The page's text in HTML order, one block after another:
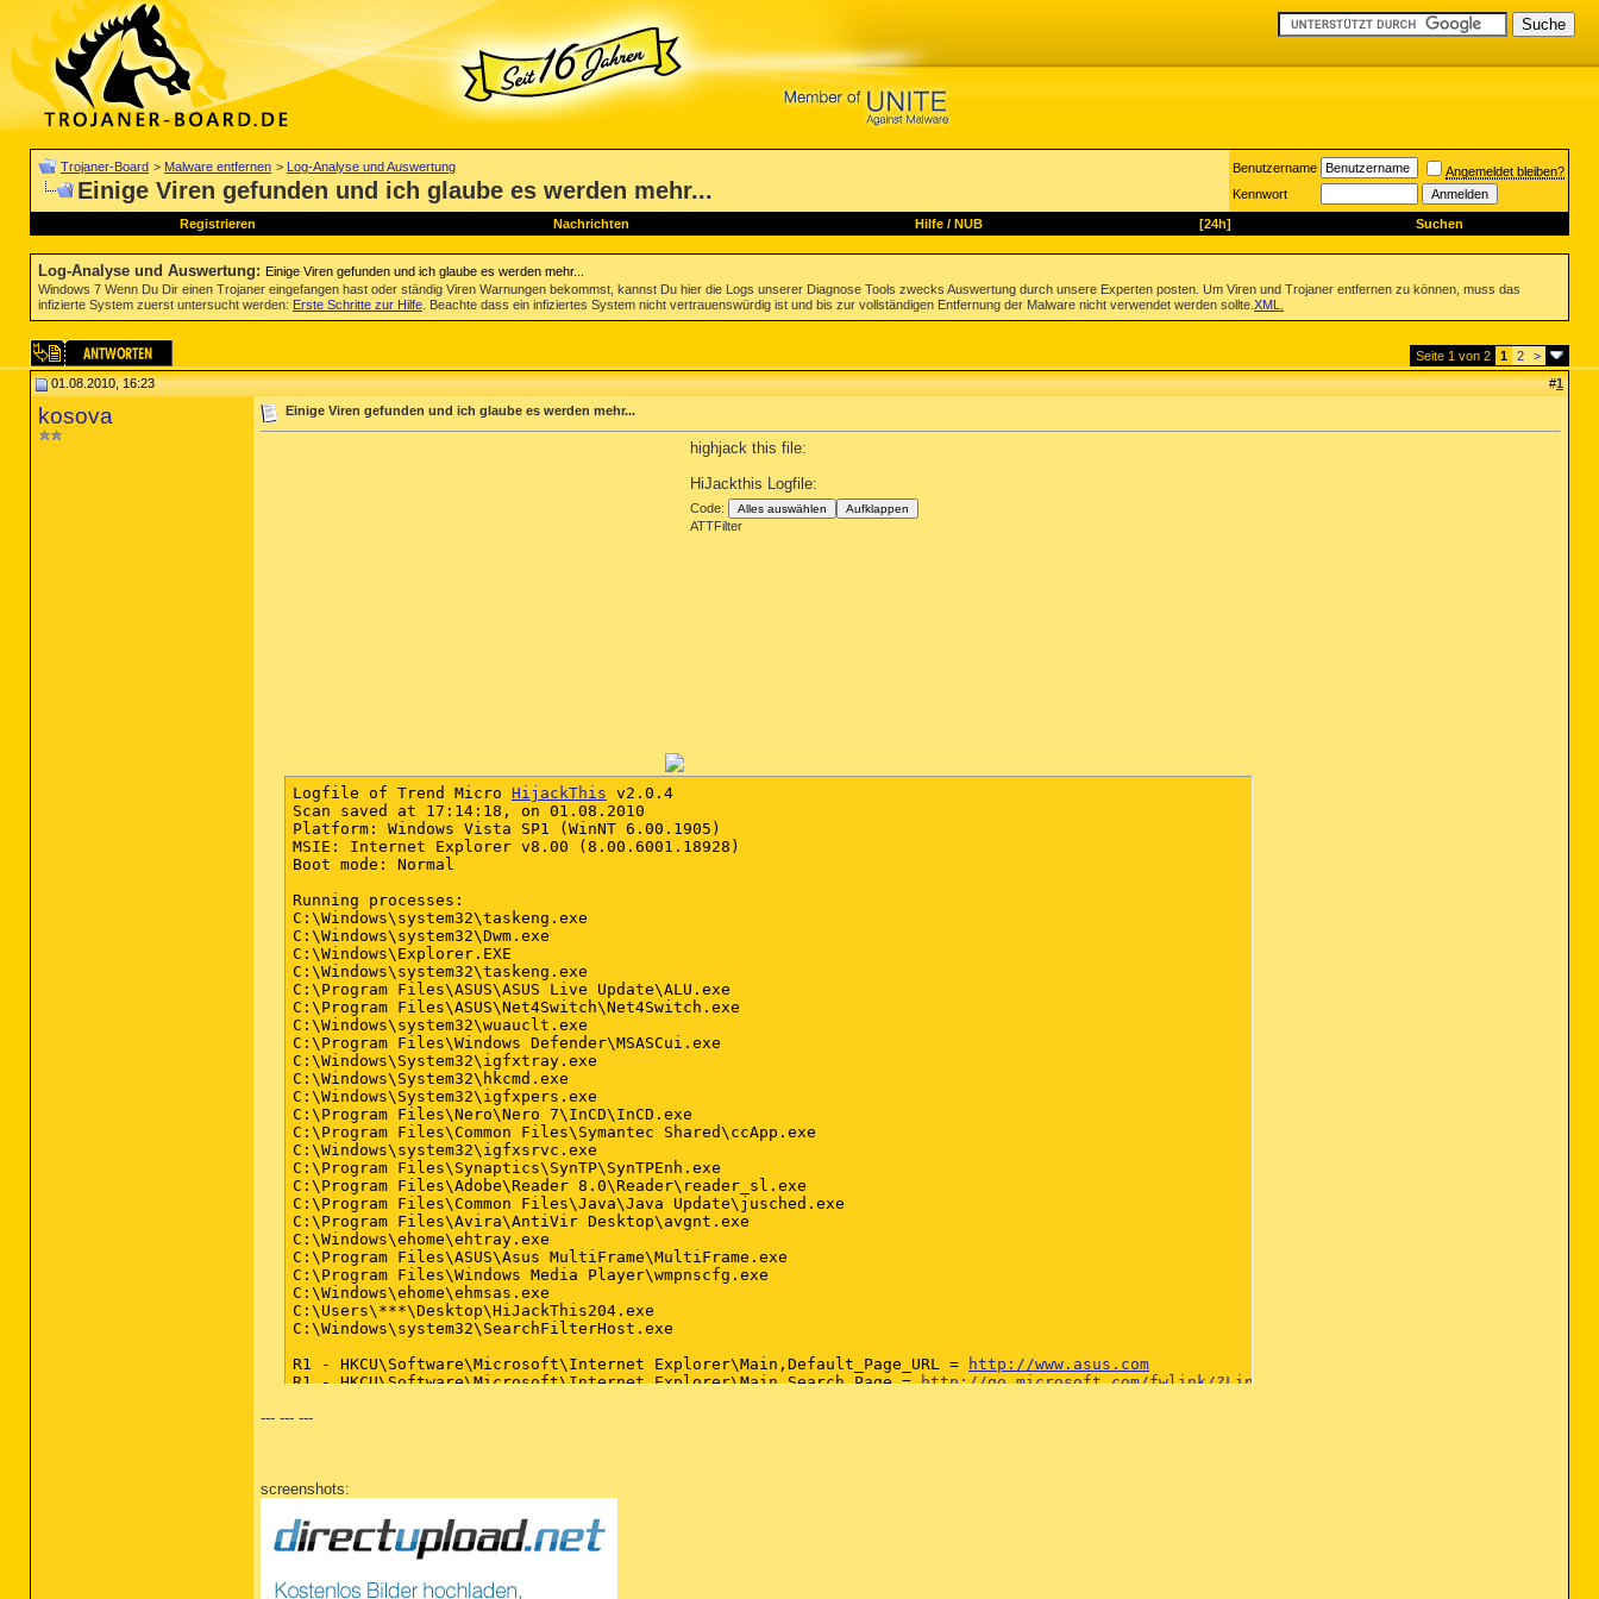
Trojaner-Board > Malware entfernen > Log-Analyse und Auswertung
Einige Viren gefunden und ich glaube es werden mehr...
Benutzername
Angemeldet bleiben?
Kennwort
Registrieren Nachrichten Hilfe/ NUB [24h] Suchen
Log-Analyse und Auswertung: Einige Viren gefunden und ich glaube es werden mehr...
Windows 7 Wenn Du Dir einen Trojaner eingefangen hast oder ständig Viren Warnungen bekommst, kannst Du hier die Logs unserer Diagnose Tools zwecks Auswertung durch unsere Experten posten. Um Viren und Trojaner entfernen zu können, muss das
infizierte System zuerst untersucht werden: Erste Schritte zur Hilfe . Beachte dass ein infiziertes System nicht vertrauenswürdig ist und bis zur vollständigen Entfernung der Malware nicht verwendet werden sollte. XML
Seite 1 von 2 1 2
>
01.08.2010, 16:23
#1
kosova Einige Viren gefunden und ich glaube es werden mehr...
highjack this file:
HiJackthis Logfile:
Code: Alles auswählen Aufklappen
ATTFilter
Logfile of Trend Micro HijackThis v2.0.4
Scan saved at 17:14:18, on 01.08.2010
Platform: Windows Vista SP1 (WinNT 6.00.1905)
MSIE: Internet Explorer v8.00 (8.00.6001.18928)
Boot mode: Normal
Running processes:
C:\Windows\system32\taskeng.exe
C:\Windows\system32\Dwm.exe
C:\Windows\Explorer.EXE
C:\Windows\system32\taskeng.exe
C:\Program Files\ASUS\ASUS Live Update\ALU.exe
C:\Program Files\ASUS\Net4Switch\Net4Switch.exe
C:\Windows\system32\wuauclt.exe
C:\Program Files\Windows Defender\MSASCui.exe
C:\Windows\System32\igfxtray.exe
C:\Windows\System32\hkcmd.exe
C:\Windows\System32\igfxpers.exe
C:\Program Files\Nero\Nero 7\InCD\InCD.exe
C:\Program Files\Common Files\Symantec Shared\ccApp.exe
C:\Windows\system32\igfxsrvc.exe
C:\Program Files\Synaptics\SynTP\SynTPEnh.exe
C:\Program Files\Adobe\Reader 8.0\Reader\reader_sl.exe
C:\Program Files\Common Files\Java\Java Update\jusched.exe
C:\Program Files\Avira\AntiVir Desktop\avgnt.exe
C:\Windows\ehome\ehtray.exe
C:\Program Files\ASUS\Asus MultiFrame\MultiFrame.exe
C:\Program Files\Windows Media Player\wmpnscfg.exe
C:\Windows\ehome\ehmsas.exe
C:\Users\***\Desktop\HiJackThis204.exe
C:\Windows\system32\SearchFilterHost.exe
R1 - HKCU\Software\Microsoft\Internet Explorer\Main,Default_Page_URL =
http://www.asus.com
R1 - HKCU\Software\Microsoft\Internet Explorer\Main,Search Page = http://go.microsoft.com/fwlink/?LinkId=54896
R1 - HKLM\Software\Microsoft\Internet Explorer\Main,Default_Page_URL =
R0 - HKLM\Software\Microsoft\Internet Explorer\Search,CustomizeSearch =
O1 - Hosts: ::1 localhost
O2 - BHO: Adobe PDF Reader Link Helper - {06849E9F-C8D7-4D59-B87D-784B7D6BE0B3} - C:\Program Files\Common
O2 - BHO: (no name) - {1E8A6170-7264-4D0F-BEAE-D42A53123C75} - C:\Program Files\Common Files\Symantec
O2 - BHO: (no name) - {5C255C8A-E604-49b4-9D64-90988571CECB} - (no file)
--- --- ---
screenshots: